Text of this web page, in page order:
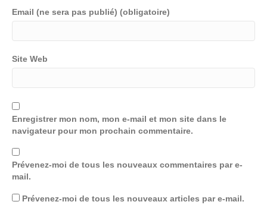
Email (ne sera pas publié) (obligatoire)
Site Web
Enregistrer mon nom, mon e-mail et mon site dans le
navigateur pour mon prochain commentaire.
Prévenez-moi de tous les nouveaux commentaires par e-
mail.
Prévenez-moi de tous les nouveaux articles par e-mail.